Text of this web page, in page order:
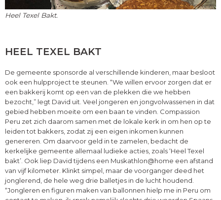
Heel Texel Bakt.
HEEL TEXEL BAKT
De gemeente sponsorde al verschillende kinderen, maar besloot
ook een hulpproject te steunen. “We willen ervoor zorgen dat er
een bakkerij komt op een van de plekken die we hebben
bezocht,” legt David uit. Veel jongeren en jongvolwassenen in dat
gebied hebben moeite om een baan te vinden. Compassion
Peru zet zich daarom samen met de lokale kerk in om hen op te
leiden tot bakkers, zodat zij een eigen inkomen kunnen
genereren. Om daarvoor geld in te zamelen, bedacht de
kerkelijke gemeente allemaal ludieke acties, zoals ‘Heel Texel
bakt’. Ook liep David tijdens een Muskathlon@home een afstand
van vijf kilometer. Klinkt simpel, maar de voorganger deed het
jonglerend, de hele weg drie balletjes in de lucht houdend.
“Jongleren en figuren maken van ballonnen hielp me in Peru om